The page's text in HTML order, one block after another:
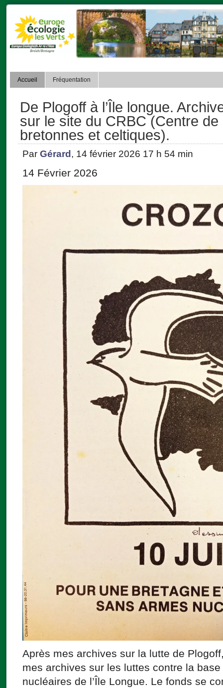
Accueil Fréquentation
De Plogoff à l’Île longue.
sur le site du CRBC (Centre
bretonnes et celtiques).
Par Gérard , 14 février 2026 17 h 54 min
14 Février 2026
Après mes archives sur la lutte de
mes archives sur les luttes contre la
nucléaires de l’Île Longue. Le fonds se